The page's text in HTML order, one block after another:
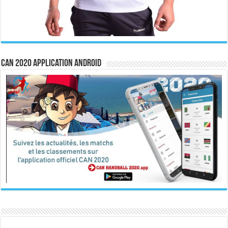
CAN 2020 Application Android